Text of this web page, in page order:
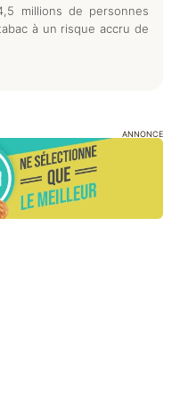
millions de personnes
à un risque accru de
ANNONCE